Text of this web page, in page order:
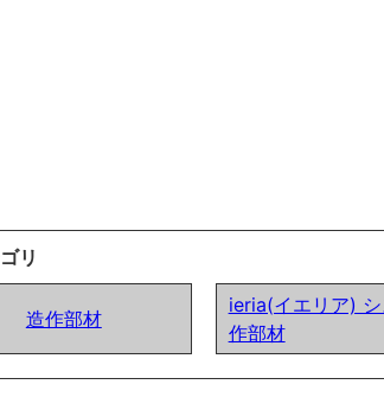
リ
造作部材
ieria(イエリア)
作部材